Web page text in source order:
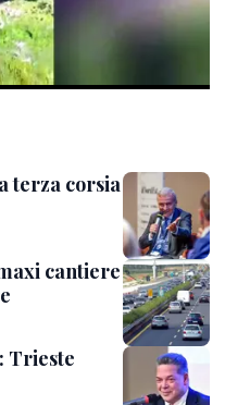
terza corsia
cantiere
Trieste